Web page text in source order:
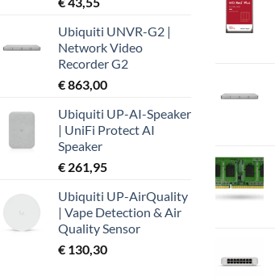
Ubiquiti UNVR-G2 |
Network Video
Recorder G2
€863,00
Ubiquiti UP-AI-Speaker
| UniFi Protect AI
Speaker
€ 261,95
Ubiquiti UP-AirQuality
| Vape Detection & Air
Quality Sensor
€ 130,30